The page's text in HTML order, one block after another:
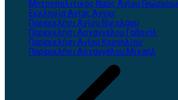
Μητροπολιτικός Ναός Αγίου Γεωργίου
Εκκλησία Αγίας Άννας
Παρεκκλήσι Αγίου Νικολάου
Παρεκκλήσι Αρχαγγέλου Γαβριήλ
Παρεκκλήσι Αγίου Κορνηλίου
Παρεκκλήσι Αρχαγγέλου Μιχαήλ